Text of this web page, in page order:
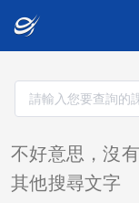
不好意思，沒
其他搜尋文字